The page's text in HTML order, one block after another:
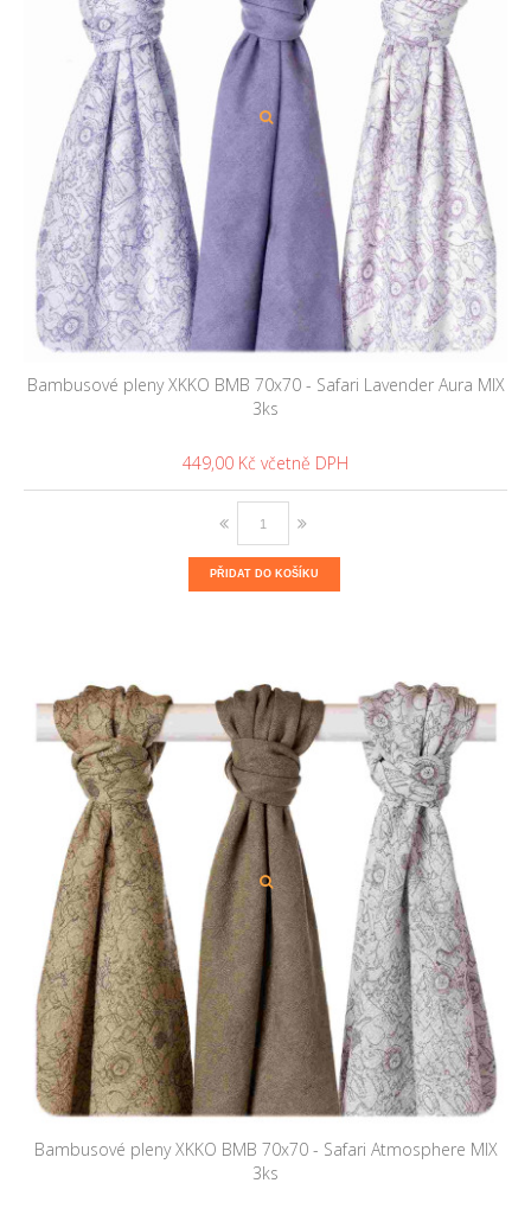
Bambusové pleny XKKO BMB 70x70 - Safari Lavender Aura MIX
3ks
449,00 Kč
PŘIDAT DO KOŠÍKU
Bambusové pleny XKKO BMB 70x70 - Safari Atmosphere MIX
3ks